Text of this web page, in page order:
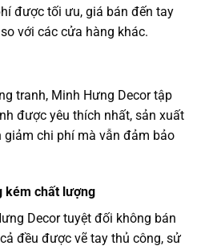
được tối ưu, giá bán đến tay
với các cửa hàng khác.
tranh, Minh Hưng Decor tập
được yêu thích nhất, sản xuất
chi phí mà vẫn đảm bảo
kém chất lượng
Decor tuyệt đối không bán
đều được vẽ tay thủ công, sử